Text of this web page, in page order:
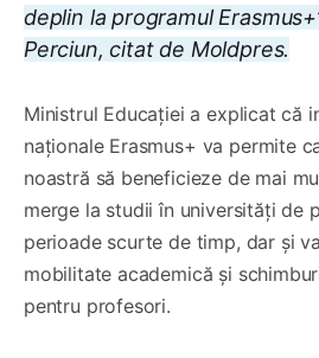
deplin la programul
Perciun, citat de Moldpres.
Ministrul Educației a explicat că
naționale Erasmus+ va permite
noastră să beneficieze de mai
merge la studii în universități de
perioade scurte de timp, dar și
mobilitate academică și
pentru profesori.